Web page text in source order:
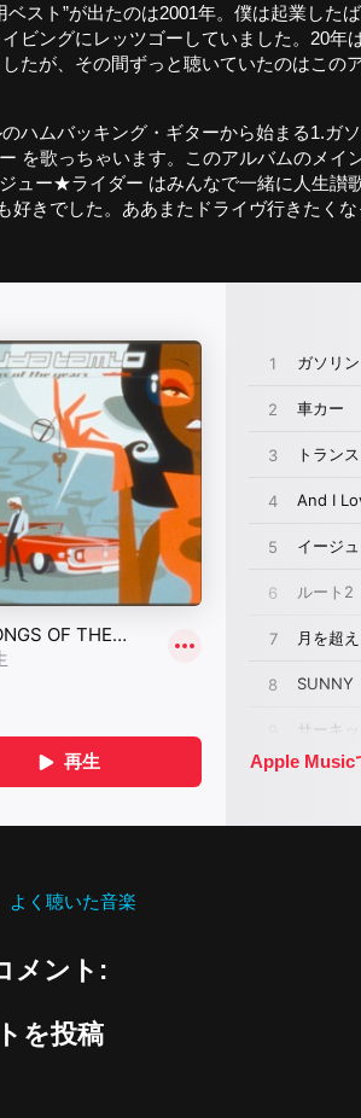
ベスト”が出たのは2001年。僕は起業した
ビングにレッツゴーしていました。20年
たが、その間ずっと聴いていたのはこの
ハムバッキング・ギターから始まる1.ガ
を歌っちゃいます。このアルバムのメイ
ュー★ライダー はみんなで一緒に人生讃
好きでした。ああまたドライヴ行きたくな
よく聴いた音楽
メント:
を投稿